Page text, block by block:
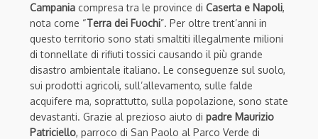
Campania compresa tra le province di Caserta e Napoli,
nota come “Terra dei Fuochi”. Per oltre trent’anni in
questo territorio sono stati smaltiti illegalmente milioni
di tonnellate di rifiuti tossici causando il più grande
disastro ambientale italiano. Le conseguenze sul suolo,
sui prodotti agricoli, sull’allevamento, sulle falde
acquifere ma, soprattutto, sulla popolazione, sono state
devastanti. Grazie al prezioso aiuto di padre Maurizio
Patriciello, parroco di San Paolo al Parco Verde di